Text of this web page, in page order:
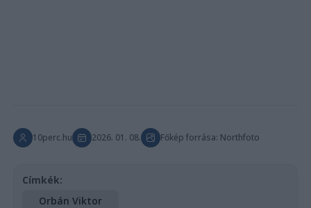
10perc.hu 2026. 01. 08. Főkép forrása: Northfoto
Címkék:
Orbán Viktor